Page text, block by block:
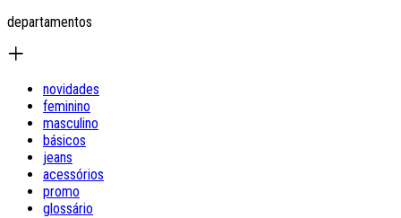
departamentos
novidades
feminino
masculino
básicos
jeans
acessórios
promo
glossário